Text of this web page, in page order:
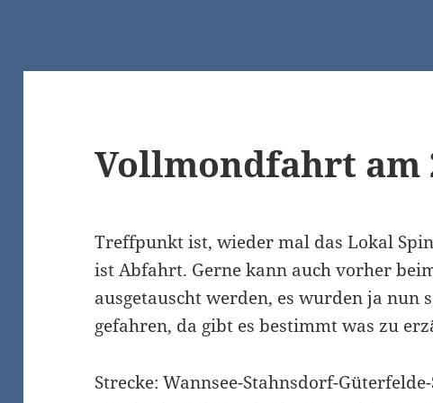
Vollmondfahrt am
Treffpunkt ist, wieder mal das Lokal
ist Abfahrt. Gerne kann auch vorher
ausgetauscht werden, es wurden ja nun
gefahren, da gibt es bestimmt was zu
Strecke: Wannsee-Stahnsdorf-